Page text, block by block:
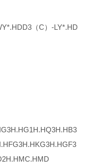
（C）-LY*.HD